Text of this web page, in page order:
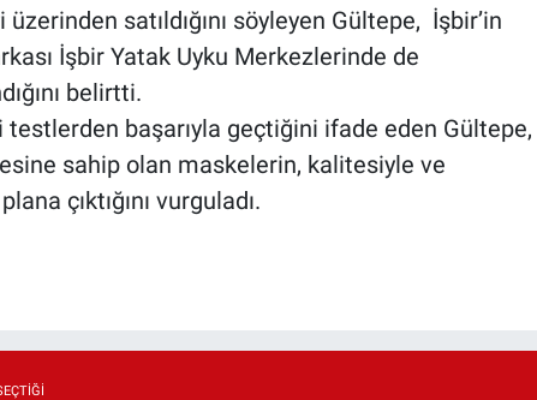
satıldığını söyleyen Gültepe, İşbir’in
İşbir Yatak Uyku Merkezlerinde de
belirtti.
başarıyla geçtiğini ifade eden Gültepe,
sahip olan maskelerin, kalitesiyle ve
çıktığını vurguladı.